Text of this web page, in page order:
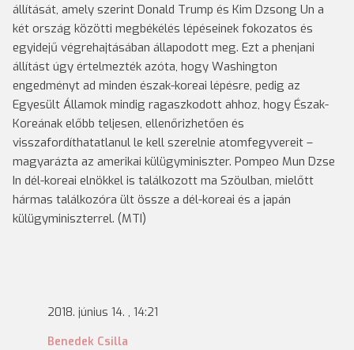
állítását, amely szerint Donald Trump és Kim Dzsong Un a
két ország közötti megbékélés lépéseinek fokozatos és
egyidejű végrehajtásában állapodott meg. Ezt a phenjani
állítást úgy értelmezték azóta, hogy Washington
engedményt ad minden észak-koreai lépésre, pedig az
Egyesült Államok mindig ragaszkodott ahhoz, hogy Észak-
Koreának előbb teljesen, ellenőrizhetően és
visszafordíthatatlanul le kell szerelnie atomfegyvereit –
magyarázta az amerikai külügyminiszter. Pompeo Mun Dzse
In dél-koreai elnökkel is találkozott ma Szöulban, mielőtt
hármas találkozóra ült össze a dél-koreai és a japán
külügyminiszterrel. (MTI)
2018. június 14. , 14:21
Benedek Csilla